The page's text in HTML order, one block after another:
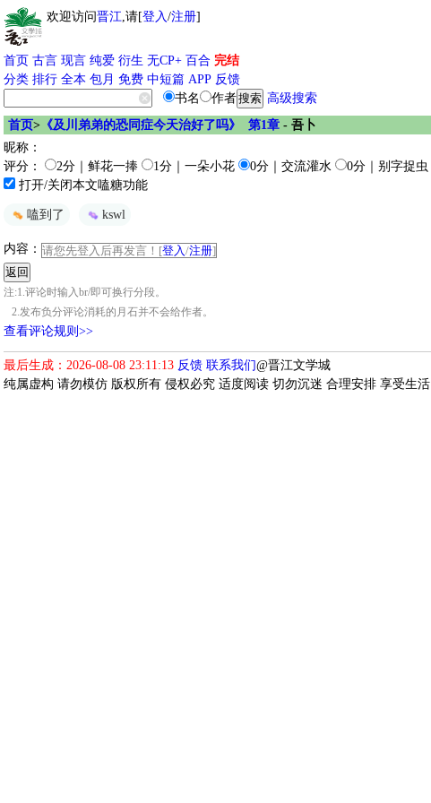
欢迎访问晋江,请[登入/注册]
首页 古言 现言 纯爱 衍生 无CP+ 百合 完结
分类 排行 全本 包月 免费 中短篇 APP 反馈
书名
作者
高级搜索
首页> 《及川弟弟的恐同症今天治好了吗》 第1章 - 吾卜
昵称：
评分：
2分｜鲜花一捧 1分｜一朵小花 0分｜交流灌水 0分｜别字捉虫
打开/关闭本文嗑糖功能
嗑到了 kswl
内容： 请您先登入后再发言！[登入/注册]
注:1.评论时输入br/即可换行分段。
2.发布负分评论消耗的月石并不会给作者。
查看评论规则>>
最后生成：2026-08-08 23:11:13 反馈 联系我们@晋江文学城
纯属虚构 请勿模仿 版权所有 侵权必究 适度阅读 切勿沉迷 合理安排 享受生活